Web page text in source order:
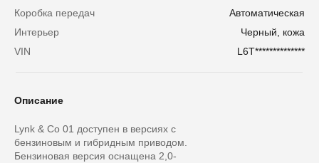
Описание
Lynk & Co 01 доступен в версиях с
бензиновым и гибридным приводом.
Бензиновая версия оснащена 2,0-
L6T**************
Интерьер Черный, кожа
Коробка передач Автоматическая
VIN